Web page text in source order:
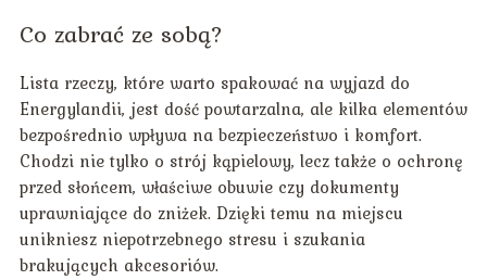
Co zabrać ze sobą?
Lista rzeczy, które warto spakować na wyjazd do
Energylandii, jest dość powtarzalna, ale kilka elementów
bezpośrednio wpływa na bezpieczeństwo i komfort.
Chodzi nie tylko o strój kąpielowy, lecz także o ochronę
przed słońcem, właściwe obuwie czy dokumenty
uprawniające do zniżek. Dzięki temu na miejscu
unikniesz niepotrzebnego stresu i szukania
brakujących akcesoriów.